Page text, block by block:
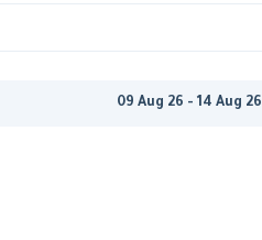
09 Aug 26 - 14 Aug 26